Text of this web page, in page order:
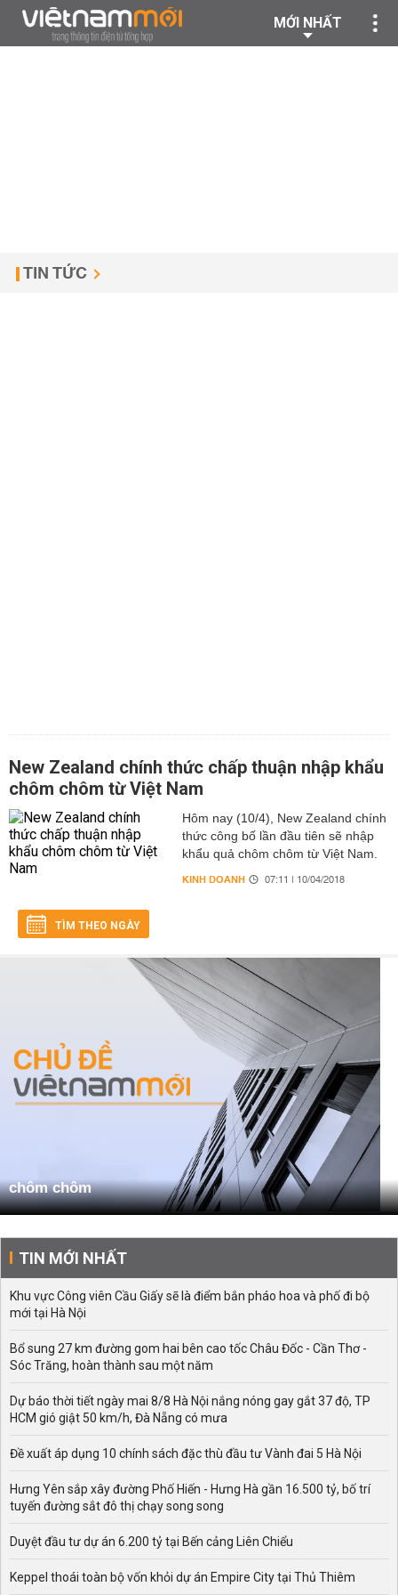
MỚI NHẤT
TIN TỨC
New Zealand chính thức chấp thuận nhập khẩu
chôm chôm từ Việt Nam
Hôm nay (10/4), New Zealand chính
thức công bố lần đầu tiên sẽ nhập
khẩu quả chôm chôm từ Việt Nam.
KINH DOANH 07:11 | 10/04/2018
TÌM THEO NGÀY
chôm chôm
TIN MỚI NHẤT
Khu vực Công viên Cầu Giấy sẽ là điểm bắn pháo hoa và phố đi bộ
mới tại Hà Nội
Bổ sung 27 km đường gom hai bên cao tốc Châu Đốc - Cần Thơ -
Sóc Trăng, hoàn thành sau một năm
Dự báo thời tiết ngày mai 8/8 Hà Nội nắng nóng gay gắt 37 độ, TP
HCM gió giật 50 km/h, Đà Nẵng có mưa
Đề xuất áp dụng 10 chính sách đặc thù đầu tư Vành đai 5 Hà Nội
Hưng Yên sắp xây đường Phố Hiến - Hưng Hà gần 16.500 tỷ, bố trí
tuyến đường sắt đô thị chạy song song
Duyệt đầu tư dự án 6.200 tỷ tại Bến cảng Liên Chiểu
Keppel thoái toàn bộ vốn khỏi dự án Empire City tại Thủ Thiêm